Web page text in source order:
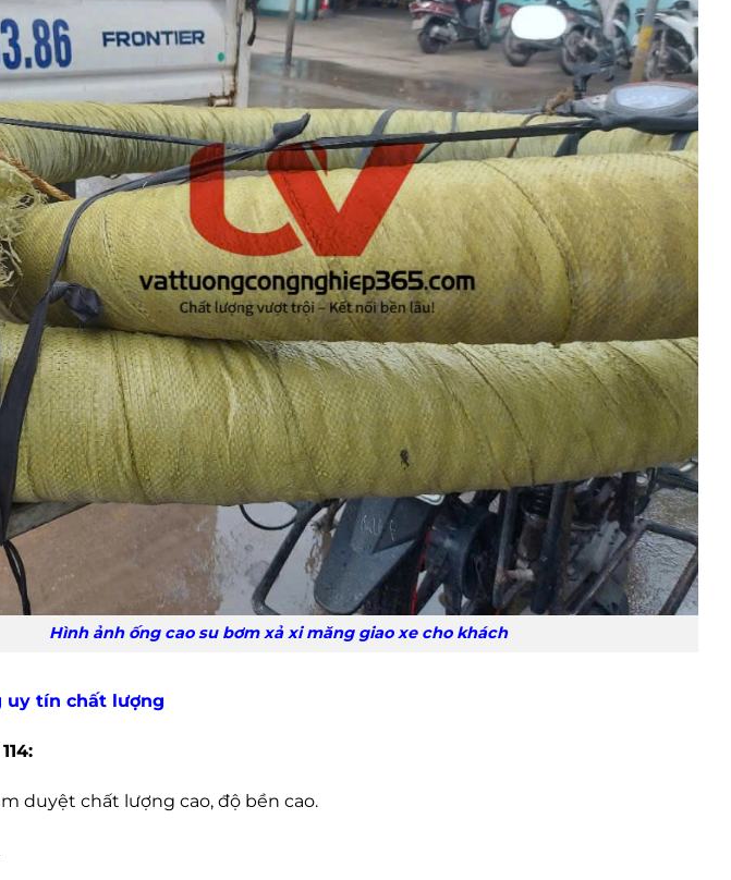
cao su bơm xả xi măng giao xe cho khách
uy tín chất lượng
duyệt chất lượng cao, độ bền cao.